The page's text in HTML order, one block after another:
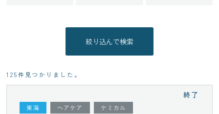
125件見つかりました。
東海 ヘアケア ケミカル
終了